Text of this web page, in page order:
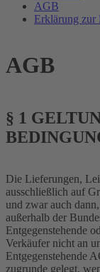
AGB
Erklärung zur
AGB
§ 1
Die Lieferungen,
ausschließlich auf
und zwar auch
außerhalb der
Entgegenstehende
Verkäufer nicht an
Entgegenstehende
zugrunde gelegt,